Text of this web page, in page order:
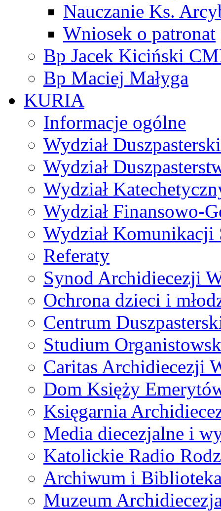
Nauczanie Ks.
Wniosek o patronat
Bp Jacek Kiciński
Bp Maciej Małyga
KURIA
Informacje ogólne
Wydział Duszpasterski
Wydział
Wydział
Wydział Finansowo-
Wydział Komunikacji
Referaty
Synod Archidiecezji
Ochrona dzieci i
Centrum
Studium
Caritas Archidiecezji
Dom Księży
Księgarnia
Media diecezjalne i
Katolickie Radio
Archiwum i
Muzeum